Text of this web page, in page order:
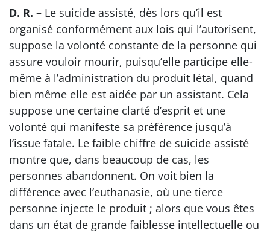
D. R. – Le suicide assisté, dès lors qu’il est
organisé conformément aux lois qui l’autorisent,
suppose la volonté constante de la personne qui
assure vouloir mourir, puisqu’elle participe elle-
même à l’administration du produit létal, quand
bien même elle est aidée par un assistant. Cela
suppose une certaine clarté d’esprit et une
volonté qui manifeste sa préférence jusqu’à
l’issue fatale. Le faible chiffre de suicide assisté
montre que, dans beaucoup de cas, les
personnes abandonnent. On voit bien la
différence avec l’euthanasie, où une tierce
personne injecte le produit ; alors que vous êtes
dans un état de grande faiblesse intellectuelle ou